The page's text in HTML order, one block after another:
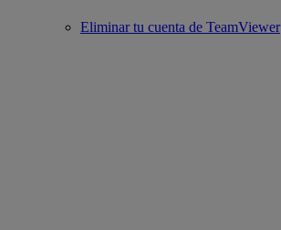
Eliminar tu cuenta de TeamViewer